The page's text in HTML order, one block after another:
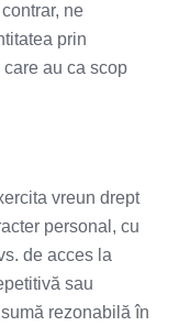
ne
prin
au ca scop
vreun drept
personal, cu
de acces la
sau
rezonabilă în